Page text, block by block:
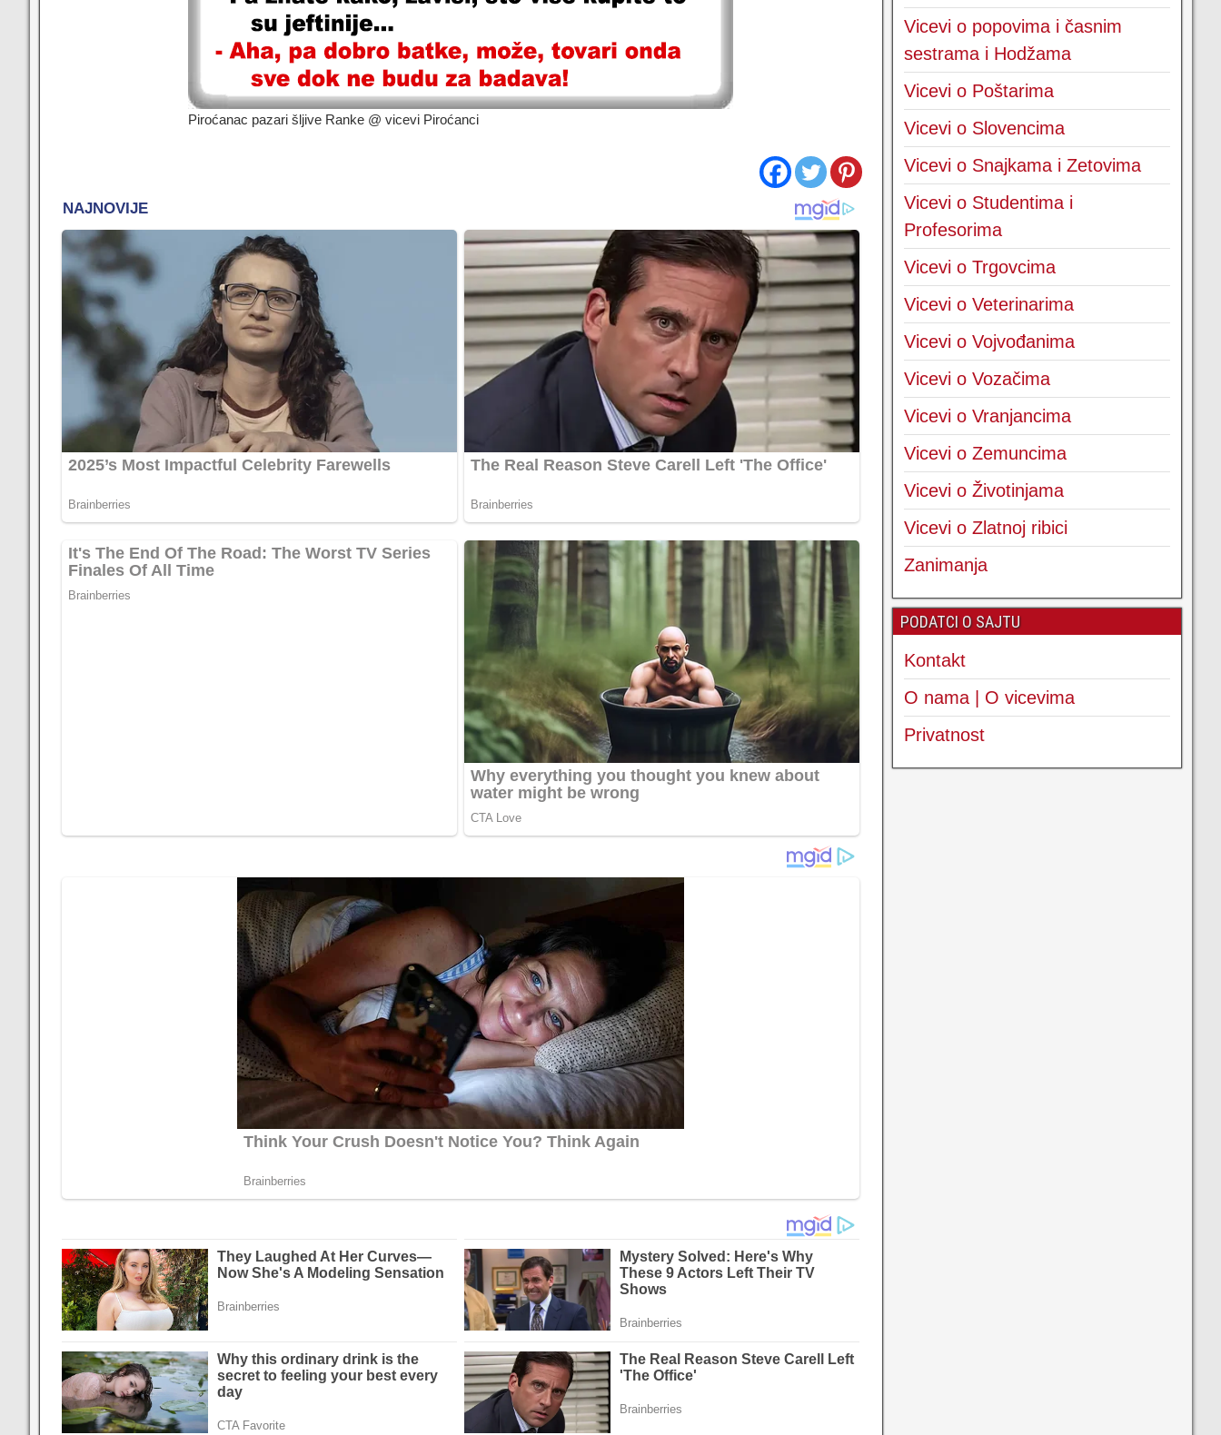
Piroćanac pazari šljive Ranke @ vicevi Piroćanci
Vicevi o popovima i časnim
sestrama i Hodžama
Vicevi o Poštarima
Vicevi o Slovencima
Vicevi o Snajkama i Zetovima
Vicevi o Studentima i
Profesorima
Vicevi o Trgovcima
Vicevi o Veterinarima
Vicevi o Vojvođanima
Vicevi o Vozačima
Vicevi o Vranjancima
Vicevi o Zemuncima
Vicevi o Životinjama
Vicevi o Zlatnoj ribici
Zanimanja
PODATCI O SAJTU
Kontakt
O nama | O vicevima
Privatnost